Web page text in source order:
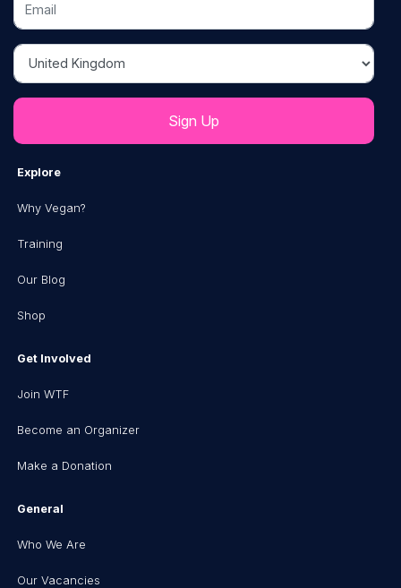
Country
Explore
Why Vegan?
Training
Our Blog
Shop
Get Involved
Join WTF
Become an Organizer
Make a Donation
General
Who We Are
Our Vacancies